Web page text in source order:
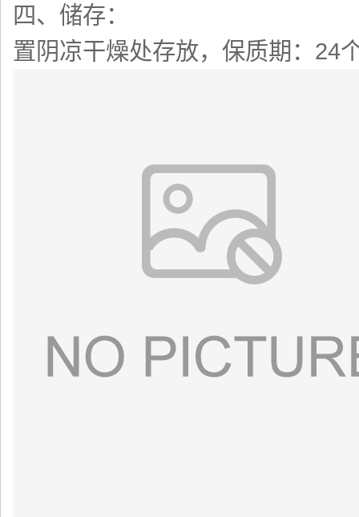
四、储存：
置阴凉干燥处存放，保质期：24